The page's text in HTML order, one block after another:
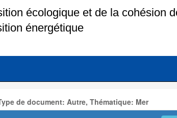
de document: Autre, Thématique: Mer